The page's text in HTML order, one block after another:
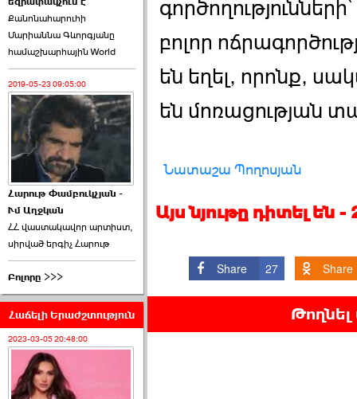
Ռուբեն Ռուբինյանը ›››
2026-06-23 21:28:00
«Ժողովուրդ»-ը
հերթական ›››
2026-06-21 23:00:00
armlur.ՔՊ-ի ներսում
սպասում են ›››
2026-06-10 22:55:00
Քանոնահարուհի
Մարիաննա Գևորգյանը
համաշխարհային World
2019-05-23 09:05:00
Հարութ Փամբուկչյան -
Ւմ Աղջկան
ՀՀ վաստակավոր արտիստ,
սիրված երգիչ Հարութ
Բոլորը >>>
Հաճելի Երաժշտություն
2023-03-05 20:48:00
բոլոր
են եղել, որոնք,
են մոռացության
Նատաշա Պողոսյան
Այս նյութը դիտել են
Share 27 Share
Թողնել